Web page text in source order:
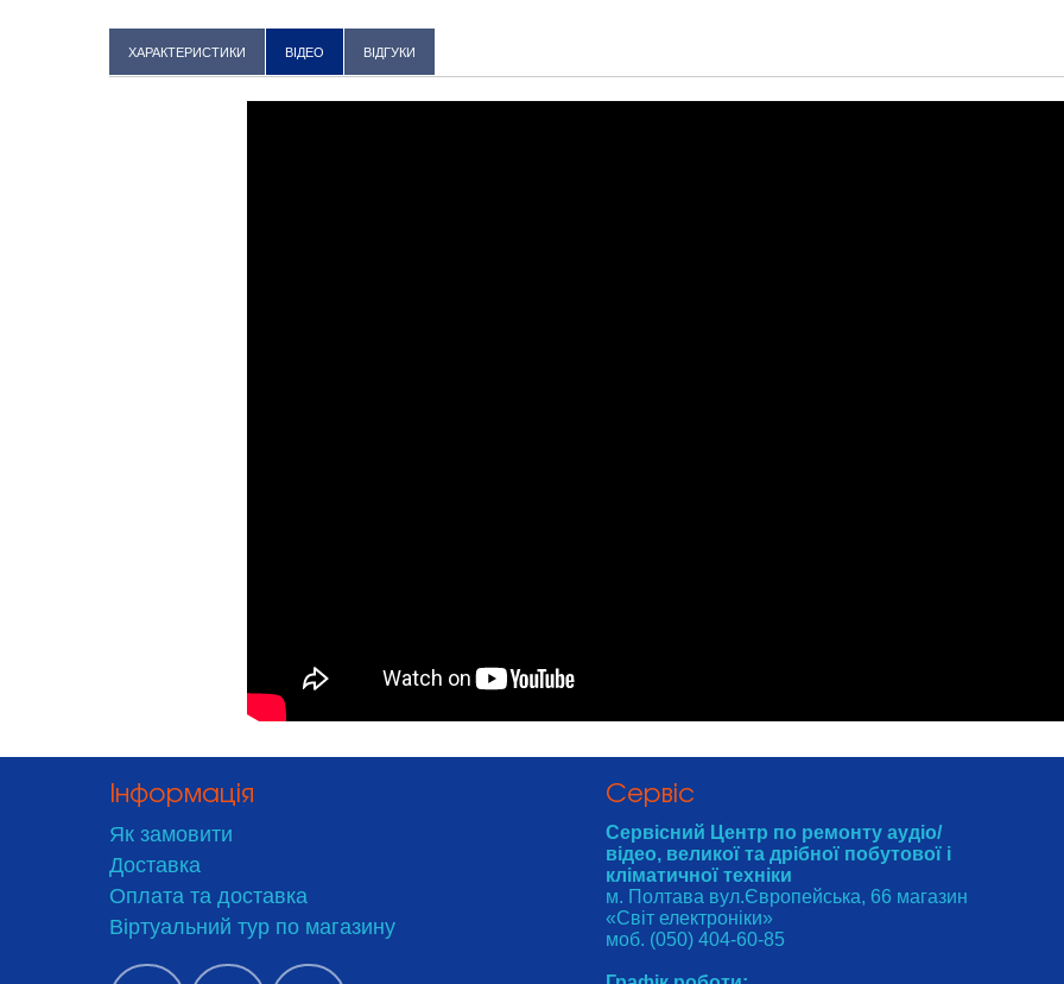
ХАРАКТЕРИСТИКИ ВІДЕО ВІДГУКИ
Інформація
Як замовити
Доставка
Оплата та доставка
Віртуальний тур по магазину
Cервіс
Сервісний Центр по ремонту аудіо/
відео, великої та дрібної побутової і
кліматичної техніки
м. Полтава вул.Європейська, 66 магазин
«Світ електроніки»
моб. (050) 404-60-85